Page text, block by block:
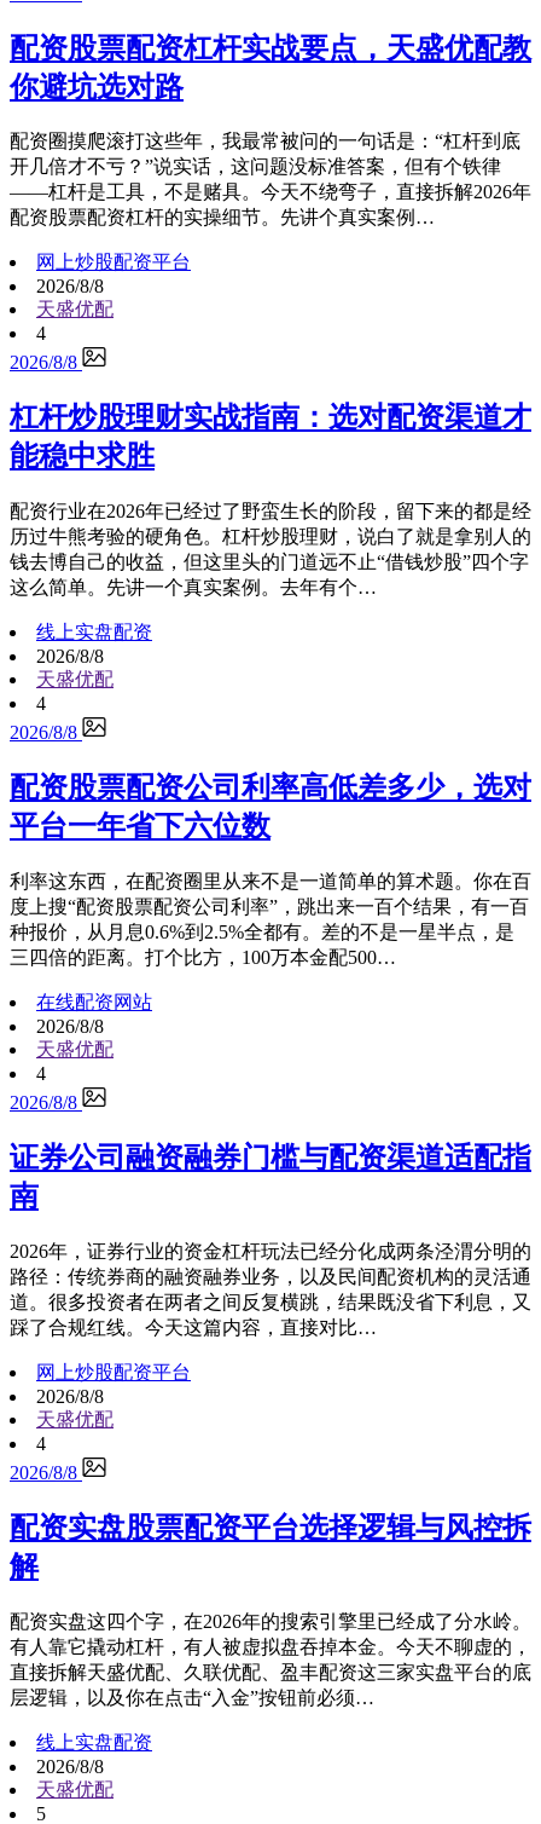
配资股票配资杠杆实战要点，天盛优配教
你避坑选对路
配资圈摸爬滚打这些年，我最常被问的一句话是：“杠杆到底
开几倍才不亏？”说实话，这问题没标准答案，但有个铁律
——杠杆是工具，不是赌具。今天不绕弯子，直接拆解2026年
配资股票配资杠杆的实操细节。先讲个真实案例…
网上炒股配资平台
2026/8/8
天盛优配
4
2026/8/8
杠杆炒股理财实战指南：选对配资渠道才
能稳中求胜
配资行业在2026年已经过了野蛮生长的阶段，留下来的都是经
历过牛熊考验的硬角色。杠杆炒股理财，说白了就是拿别人的
钱去博自己的收益，但这里头的门道远不止“借钱炒股”四个字
这么简单。先讲一个真实案例。去年有个…
线上实盘配资
2026/8/8
天盛优配
4
2026/8/8
配资股票配资公司利率高低差多少，选对
平台一年省下六位数
利率这东西，在配资圈里从来不是一道简单的算术题。你在百
度上搜“配资股票配资公司利率”，跳出来一百个结果，有一百
种报价，从月息0.6%到2.5%全都有。差的不是一星半点，是
三四倍的距离。打个比方，100万本金配500…
在线配资网站
2026/8/8
天盛优配
4
2026/8/8
证券公司融资融券门槛与配资渠道适配指
南
2026年，证券行业的资金杠杆玩法已经分化成两条泾渭分明的
路径：传统券商的融资融券业务，以及民间配资机构的灵活通
道。很多投资者在两者之间反复横跳，结果既没省下利息，又
踩了合规红线。今天这篇内容，直接对比…
网上炒股配资平台
2026/8/8
天盛优配
4
2026/8/8
配资实盘股票配资平台选择逻辑与风控拆
解
配资实盘这四个字，在2026年的搜索引擎里已经成了分水岭。
有人靠它撬动杠杆，有人被虚拟盘吞掉本金。今天不聊虚的，
直接拆解天盛优配、久联优配、盈丰配资这三家实盘平台的底
层逻辑，以及你在点击“入金”按钮前必须…
线上实盘配资
2026/8/8
天盛优配
5